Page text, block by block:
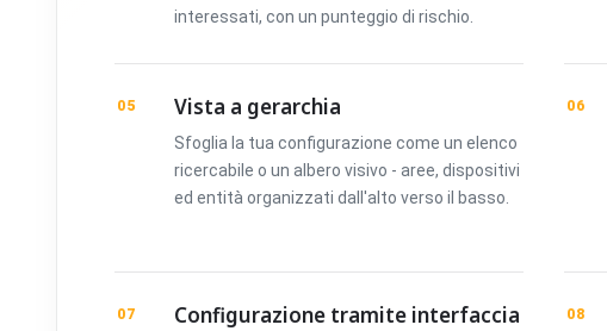
interessati, con un punteggio di rischio.
05 Vista a gerarchia
Sfoglia la tua configurazione come un elenco
ricercabile o un albero visivo - aree, dispositivi
ed entità organizzati dall'alto verso il basso.
06
07 Configurazione tramite interfaccia 08